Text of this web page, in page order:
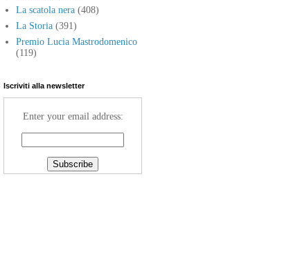
La scatola nera (408)
La Storia (391)
Premio Lucia Mastrodomenico
(119)
Iscriviti alla newsletter
Enter your email address: